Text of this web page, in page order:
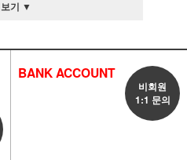
기 ▼
BANK ACCOUNT
비회원
1:1 문의